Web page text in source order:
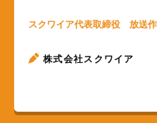
スクワイア代表取締役 放送
株式会社スクワイア